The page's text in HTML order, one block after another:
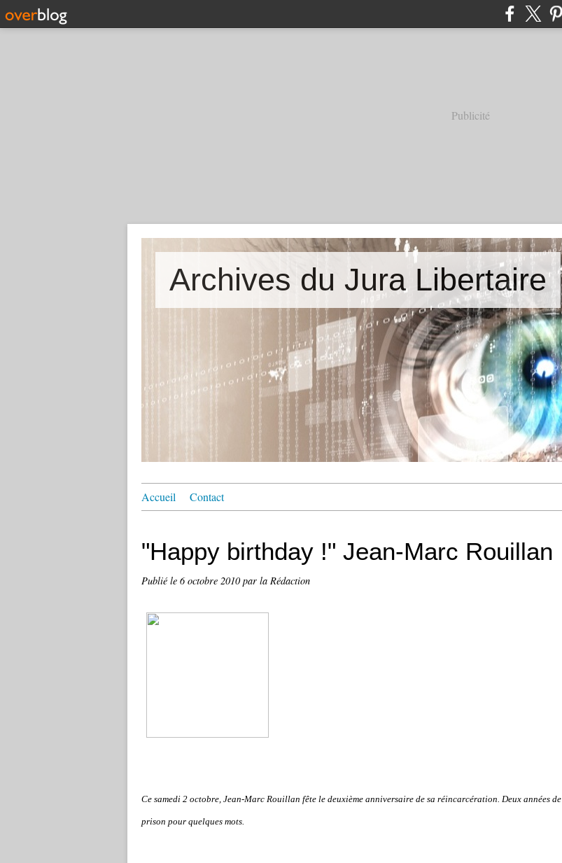
Publicité
Archives du Jura Libertaire
Accueil Contact
"Happy birthday !" Jean-Marc Rouillan
Publié le 6 octobre 2010par la Rédaction
Ce samedi 2 octobre, Jean-Marc Rouillan fête le deuxième anniversaire de sa réincarcération. Deux années de
prison pour quelques mots.